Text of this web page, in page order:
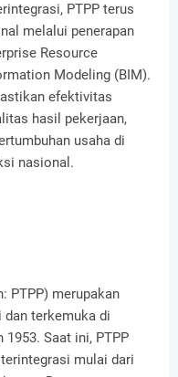
PTPP terus
melalui penerapan
Resource
Modeling (BIM).
efektivitas
hasil pekerjaan,
usaha di
nasional.
PTPP) merupakan
terkemuka di
Saat ini, PTPP
mulai dari